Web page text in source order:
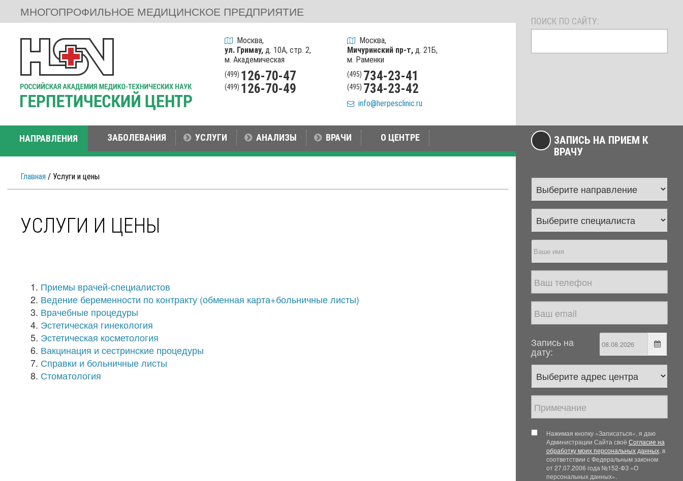
МНОГОПРОФИЛЬНОЕ МЕДИЦИНСКОЕ ПРЕДПРИЯТИЕ
Москва,
ул. Гримау,д. 10А, стр. 2,
м. Академическая
(499) 126-70-47
(499) 126-70-49
Москва,
Мичуринский пр-т, д. 21Б,
м. Раменки
(495) 734-23-41
(495) 734-23-42
info@herpesclinic.ru
ПОИСК ПО САЙТУ:
НАПРАВЛЕНИЯ ЗАБОЛЕВАНИЯ УСЛУГИ АНАЛИЗЫ ВРАЧИ О ЦЕНТРЕ
Главная / Услуги и цены
УСЛУГИ И ЦЕНЫ
Приемы врачей-специалистов
Ведение беременности по контракту (обменная карта+больничные листы)
Врачебные процедуры
Эстетическая гинекология
Эстетическая косметология
Вакцинация и сестринские процедуры
Справки и больничные листы
Стоматология
ЗАПИСЬ НА ПРИЕМ К
ВРАЧУ
Запись на
дату:
Нажимая кнопку «Записаться», я даю
Администрации Сайта своё Согласие на
обработку моих персональных данных, в
соответствии с Федеральным законом
от 27.07.2006 года №152-ФЗ «О
персональных данных».